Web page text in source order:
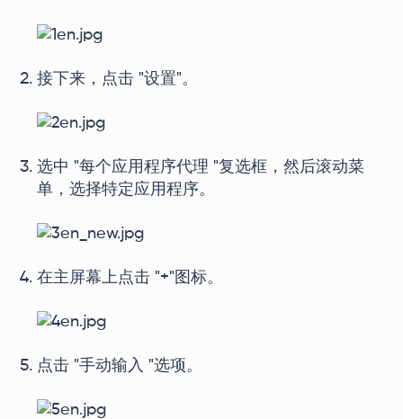
接下来，点击 "设置"。
选中 "每个应用程序代理 "复选框，然后滚动菜
单，选择特定应用程序。
在主屏幕上点击 "+"图标。
点击 "手动输入 "选项。